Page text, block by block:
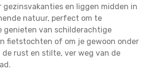
gezinsvakanties en liggen midden in
natuur, perfect om te
genieten van schilderachtige
fietstochten of om je gewoon onder
de rust en stilte, ver weg van de